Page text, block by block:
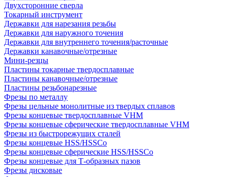
Двухсторонние сверла
Токарный инструмент
Державки для нарезания резьбы
Державки для наружного точения
Державки для внутреннего точения/расточные
Державки канавочные/отрезные
Мини-резцы
Пластины токарные твердосплавные
Пластины канавочные/отрезные
Пластины резьбонарезные
Фрезы по металлу
Фрезы цельные монолитные из твердых сплавов
Фрезы концевые твердосплавные VHM
Фрезы концевые сферические твердосплавные VHM
Фрезы из быстрорежущих сталей
Фрезы концевые HSS/HSSCo
Фрезы концевые сферические HSS/HSSCo
Фрезы концевые для Т-образных пазов
Фрезы дисковые